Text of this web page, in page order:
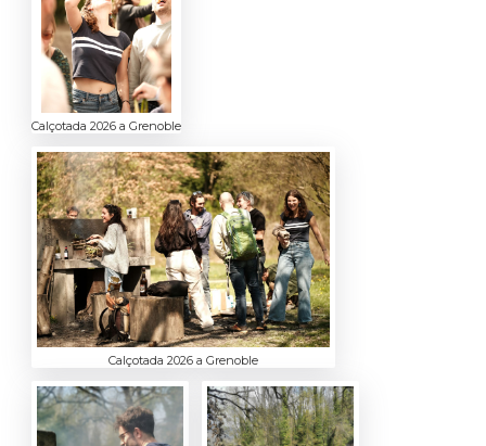
Calçotada 2026 a Grenoble
Calçotada 2026 a Grenoble